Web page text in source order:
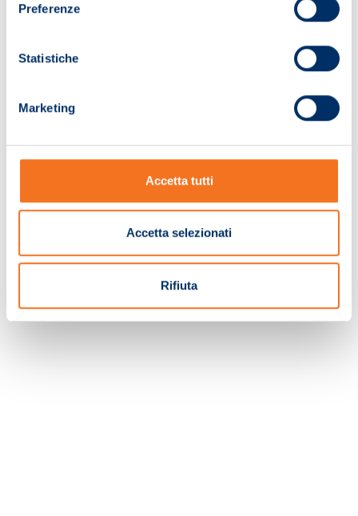
Preferenze
Statistiche
Marketing
Accetta tutti
Accetta selezionati
Rifiuta
Ti invitiamo a effettuare una nuova ricerca.